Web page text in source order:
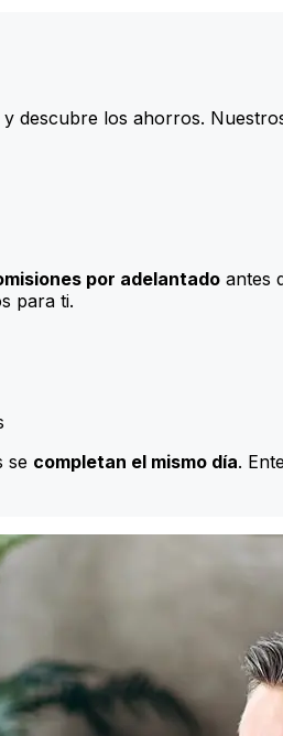
descubre los ahorros.
por adelantado antes
para ti.
se completan el mismo día.